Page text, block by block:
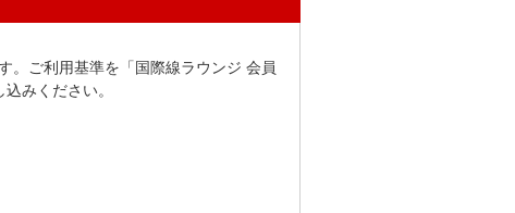
。ご利用基準を「国際線ラウンジ 会員
みください。